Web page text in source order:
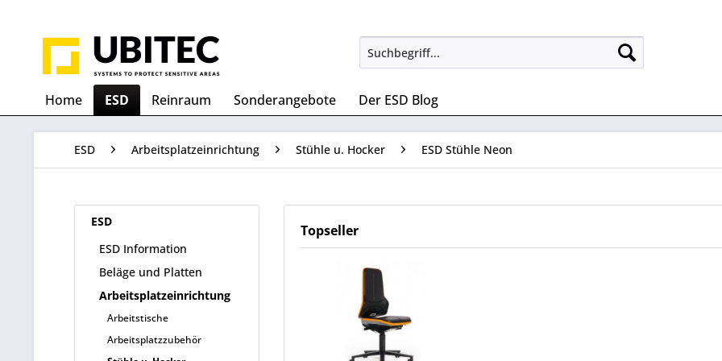
Home ESD Reinraum Sonderangebote Der ESD Blog
ESD Arbeitsplatzeinrichtung Stühle u. Hocker ESD Stühle Neon
ESD
ESD Information
Beläge und Platten
Arbeitsplatzeinrichtung
Arbeitstische
Arbeitsplatzzubehör
Topseller